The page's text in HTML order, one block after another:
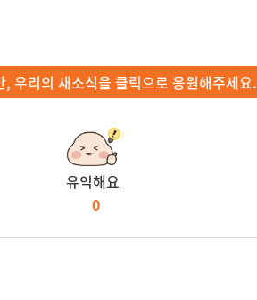
, 우리의 새소식을 클릭으로 응원해주세요.
유익해요
0